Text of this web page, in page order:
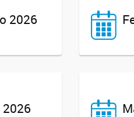
2026